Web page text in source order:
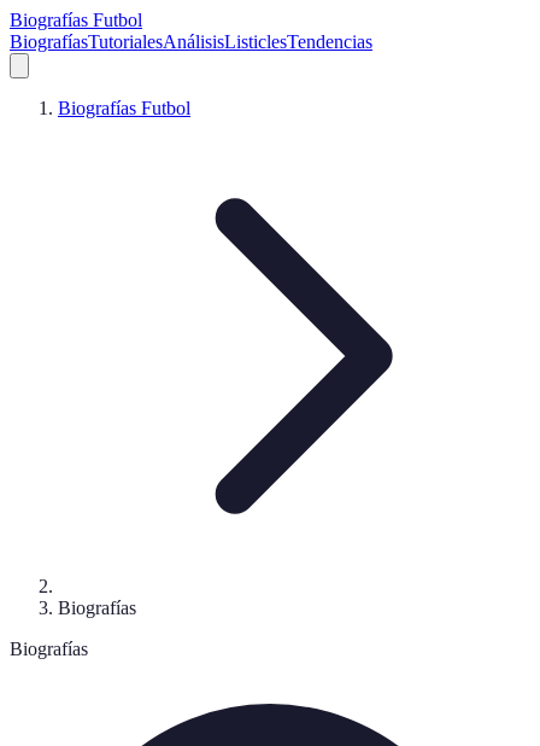
Biografías Futbol
BiografíasTutorialesAnálisisListiclesTendencias
Biografías Futbol
Biografías
Biografías